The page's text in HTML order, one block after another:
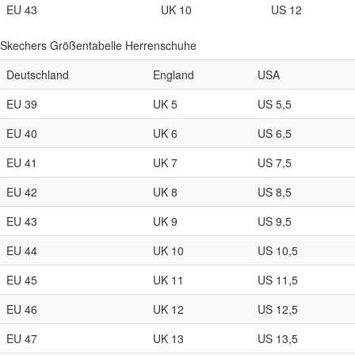
EU 43 UK 10 US 12
Skechers Größentabelle Herrenschuhe
Deutschland
England
USA
EU 39
UK 5
US 5,5
EU 40
UK 6
US 6,5
EU 41
UK 7
US 7,5
EU 42
UK 8
US 8,5
EU 43
UK 9
US 9,5
EU 44
UK 10
US 10,5
EU 45
UK 11
US 11,5
EU 46
UK 12
US 12,5
EU 47
UK 13 US 13,5